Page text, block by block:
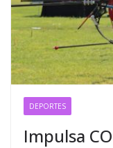
DEPORTES
Impulsa